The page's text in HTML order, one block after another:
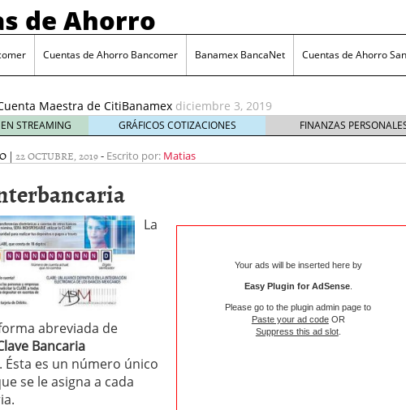
de Ahorro
Cuentas de Ahorro Bancomer Banamex BancaNet Cuentas de Ahorro
Cuenta Maestra de CitiBanamex
se programan y crean las criptomonedas? agosto 18, 2020
SuperDigital de Santander
febrero 6, 2020
Maestra de CitiBanamex diciembre 3, 2019
se programan y crean las criptomonedas?
agosto 18, 2020
STREAMING GRÁFICOS COTIZACIONES FINANZAS
| 22 OCTUBRE, 2019- Escrito por: Matias
Your ads will be inserted here by
Easy Plugin for AdSense.
Please go to the plugin admin page to
Paste your ad codeOR
Suppress this ad slot.
La
abreviada de
Bancaria
. Ésta es un número único
se le asigna a cada